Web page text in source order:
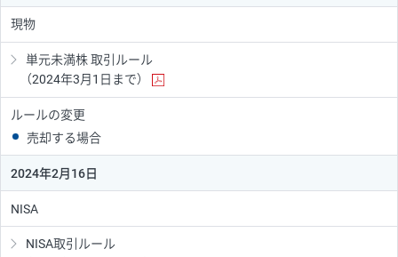
現物
単元未満株 取引ルール
（2024年3月1日まで）
ルールの変更
売却する場合
2024年2月16日
NISA
NISA取引ルール